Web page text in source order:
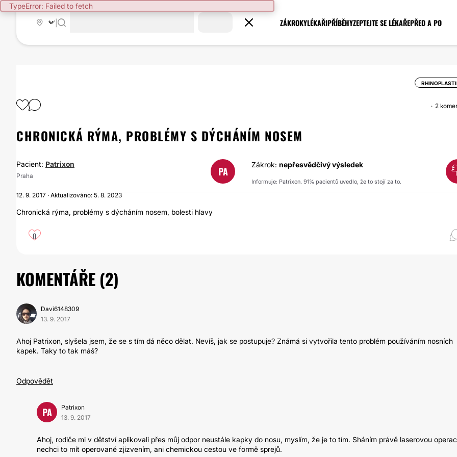
TypeError: Failed to fetch
ZÁKROKYLÉKAŘIPŘÍBĚHYZEPTEJTE SE LÉKAŘEPŘED A PO
2
CHRONICKÁ RÝMA, PROBLÉMY S DÝCHÁNÍM NOSEM
Pacient: Patrixon
Praha PA Zákrok: nepřesvědčivý výsledek
Informuje: Patrixon. 91% pacientů uvedlo, že to stojí za to.
12. 9. 2017 · Aktualizováno: 5. 8. 2023
Chronická rýma, problémy s dýcháním nosem, bolesti hlavy
0
KOMENTÁŘE (2)
Davi6148309
13. 9. 2017
Ahoj Patrixon, slyšela jsem, že se s tím dá něco dělat. Nevíš, jak se postupuje? Známá si vytvořila tento problém používáním nosních
kapek. Taky to tak máš?
Odpovědět
PA
Patrixon
13. 9. 2017
Ahoj, rodiče mi v dětství aplikovali přes můj odpor neustále kapky do nosu, myslím, že je to tím. Sháním právě laserovou
nechci to mít operované zjizvením, ani chemickou cestou ve formě sprejů.